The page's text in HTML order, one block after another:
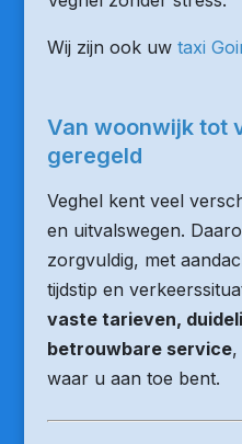
Wij zijn ook uw taxi
Van woonwijk tot
geregeld
Veghel kent veel
en uitvalswegen.
zorgvuldig, met
tijdstip en
vaste tarieven,
betrouwbare service,
waar u aan toe bent.